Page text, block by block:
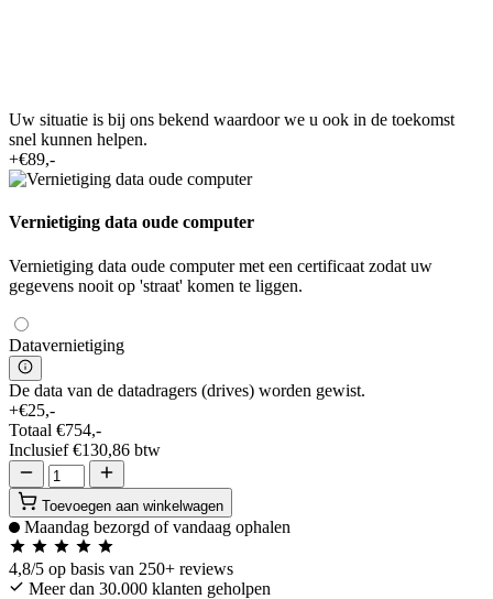
Uw situatie is bij ons bekend waardoor we u ook in de toekomst
snel kunnen helpen.
+€89,-
Vernietiging data oude computer
Vernietiging data oude computer met een certificaat zodat uw
gegevens nooit op 'straat' komen te liggen.
Datavernietiging
De data van de datadragers (drives) worden gewist.
+€25,-
Totaal €754,-
Inclusief€130,86 btw
Toevoegen aan winkelwagen
Maandag bezorgd of vandaag ophalen
4,8/5 op basis van 250+ reviews
Meer dan 30.000 klanten geholpen